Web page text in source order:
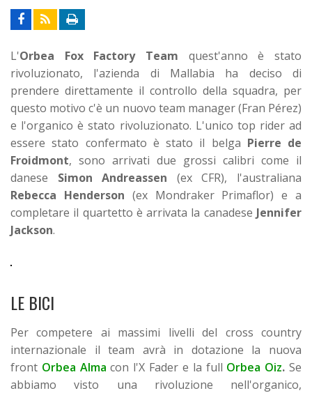
L'Orbea Fox Factory Team quest'anno è stato
rivoluzionato, l'azienda di Mallabia ha deciso di
prendere direttamente il controllo della squadra, per
questo motivo c'è un nuovo team manager (Fran Pérez)
e l'organico è stato rivoluzionato. L'unico top rider ad
essere stato confermato è stato il belga Pierre de
Froidmont, sono arrivati due grossi calibri come il
danese Simon Andreassen (ex CFR), l'australiana
Rebecca Henderson (ex Mondraker Primaflor) e a
completare il quartetto è arrivata la canadese Jennifer
Jackson.
LE BICI
Per competere ai massimi livelli del cross country
internazionale il team avrà in dotazione la nuova
front Orbea Alma con l'X Fader e la full Orbea Oiz. Se
abbiamo visto una rivoluzione nell'organico,